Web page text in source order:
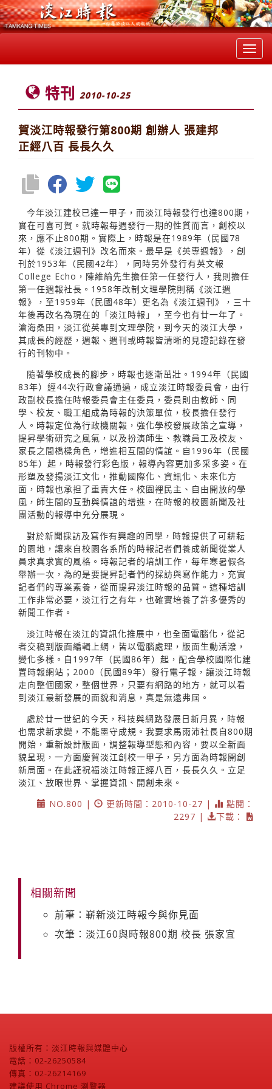
特刊 2010-10-25
賀淡江時報發行第800期 創辦人 張建邦
正經八百 長長久久
今年淡江建校已達一甲子，而淡江時報發行也達800期，
實在可喜可賀。就時報每週發行一期的性質而言，創校以
來，應不止800期。實際上，時報是在1989年（民國78
年）從《淡江週刊》改名而來。最早是《英專週報》，創
刊於1953年（民國42年），同時另外發行有英文報
College Echo，陳維綸先生擔任第一任發行人，我則擔任
第一任週報社長。1958年改制文理學院則稱《淡江週
報》，至1959年（民國48年）更名為《淡江週刊》，三十
年後再改名為現在的「淡江時報」，至今也有廿一年了。
滄海桑田，淡江從英專到文理學院，到今天的淡江大學，
其成長的經歷，週報、週刊或時報皆清晰的見證記錄在發
行的刊物中。
隨著學校成長的腳步，時報也逐漸茁壯。1994年（民國
83年）經44次行政會議通過，成立淡江時報委員會，由行
政副校長擔任時報委員會主任委員，委員則由教師、同
學、校友、職工組成為時報的決策單位，校長擔任發行
人。時報定位為行政機關報，強化學校發展政策之宣導，
提昇學術研究之風氣，以及扮演師生、教職員工及校友、
家長之間橋樑角色，增進相互間的情誼。自1996年（民國
85年）起，時報發行彩色版，報導內容更加多采多姿。在
形塑及發揚淡江文化，推動國際化、資訊化、未來化方
面，時報也承担了重責大任。校園裡民主、自由開放的學
風，師生間的互動與情誼的增進，在時報的校園新聞及社
團活動的報導中充分展現。
對於新聞採訪及寫作有興趣的同學，時報提供了可耕耘
的園地，讓來自校園各系所的時報記者們養成新聞從業人
員求真求實的風格。時報記者的培訓工作，每年寒暑假各
舉辦一次，為的是要提昇記者們的採訪與寫作能力，充實
記者們的專業素養，從而提昇淡江時報的品質。這種培訓
工作非常必要，淡江行之有年，也確實培養了許多優秀的
新聞工作者。
淡江時報在淡江的資訊化推展中，也全面電腦化，從記
者交稿到版面編輯上網，皆以電腦處理，版面生動活潑，
變化多樣。自1997年（民國86年）起，配合學校國際化建
置時報網站；2000（民國89年）發行電子報，讓淡江時報
走向整個國家，整個世界，只要有網路的地方，就可以看
到淡江最新發展的面貌和消息，真是無遠弗屆。
處於廿一世紀的今天，科技與網路發展日新月異，時報
也需求新求變，不能墨守成規。我要求馬雨沛社長自800期
開始，重新設計版面，調整報導型態和內容，要以全新面
貌呈現，一方面慶賀淡江創校一甲子，另方面為時報開創
新局面。在此謹祝福淡江時報正經八百，長長久久。立足
淡江、放眼世界、掌握資訊、開創未來。
NO.800 |
更新時間：2010-10-27 |
點閱：
2297 |
下載：
相關新聞
前筆：嶄新淡江時報今與你見面
次筆：淡江60與時報800期 校長 張家宜
版權所有：淡江時報與媒體中心
電話：02-26250584
傳真：02-26214169
建議使用 Chrome 瀏覽器